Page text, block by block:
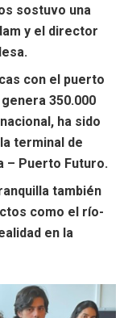
sostuvo una
y el director
con el puerto
350.000
ha sido
terminal de
– Puerto Futuro.
también
como el río-
en la